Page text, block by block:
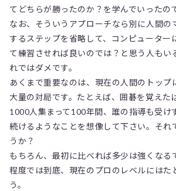
てどちらが勝ったのか？を学んでいったの
なお、そういうアプローチなら別に人間の
するステップを省略して、コンピューター
て練習させれば良いのでは？と思う人もい
れではダメです。
あくまで重要なのは、現在の人間のトップ
大量の対局です。たとえば、囲碁を覚えた
1000人集まって100年間、誰の指導も受け
続けるようなことを想像して下さい。それ
うか？
もちろん、最初に比べれば多少は強くなる
程度では到底、現在のプロのレベルにはた
う。